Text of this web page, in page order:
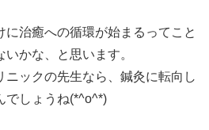
に治癒への循環が始まるってこと
かな、と思います。
ニックの先生なら、鍼灸に転向し
でしょうね(*^o^*)